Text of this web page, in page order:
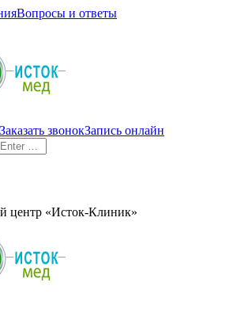
Вопросы и ответы
Заказать звонокЗапись онлайн
центр «Исток-Клиник»